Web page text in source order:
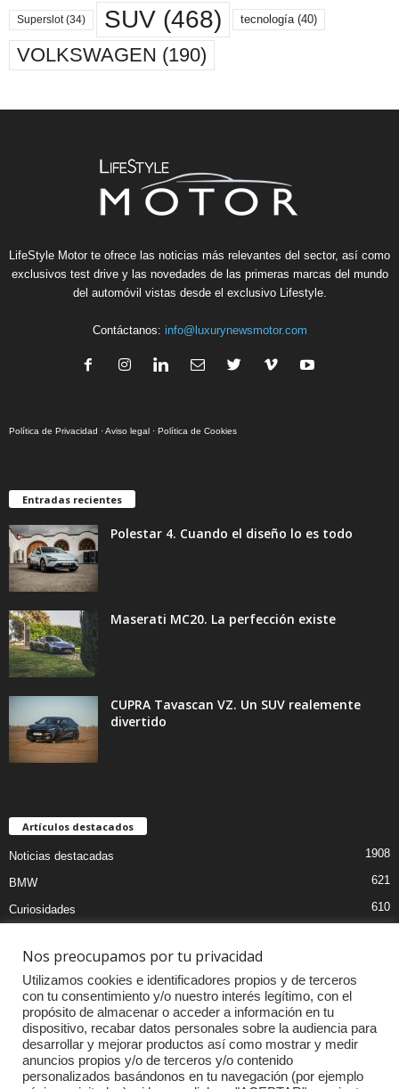
Superslot(34) SUV (468) tecnología(40)
VOLKSWAGEN (190)
LifeStyle Motor te ofrece las noticias más relevantes del sector, así como
exclusivos test drive y las novedades de las primeras marcas del mundo
del automóvil vistas desde el exclusivo Lifestyle.
Contáctanos: info@luxurynewsmotor.com
Política de Privacidad ·Aviso legal · Política de Cookies
Entradas recientes
Polestar 4. Cuando el diseño lo es todo
Maserati MC20. La perfección existe
CUPRA Tavascan VZ. Un SUV realemente
divertido
Artículos destacados
Noticias destacadas 1908
BMW 621
Curiosidades 610
Audi
MOTOS
Competiciones
Mercedes
Nos preocupamos por tu privacidad
Utilizamos cookies e identificadores propios y de terceros
con tu consentimiento y/o nuestro interés legítimo, con el
propósito de almacenar o acceder a información en tu
dispositivo, recabar datos personales sobre la audiencia para
desarrollar y mejorar productos así como mostrar y medir
anuncios propios y/o de terceros y/o contenido
personalizados basándonos en tu navegación (por ejemplo